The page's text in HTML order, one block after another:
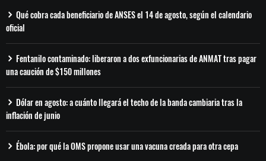
Qué cobra cada beneficiario de ANSES el 14 de agosto, según el calendario
oficial
Fentanilo contaminado: liberaron a dos exfuncionarias de ANMAT tras pagar
una caución de $150 millones
Dólar en agosto: a cuánto llegará el techo de la banda cambiaria tras la
inflación de junio
Ébola: por qué la OMS propone usar una vacuna creada para otra cepa